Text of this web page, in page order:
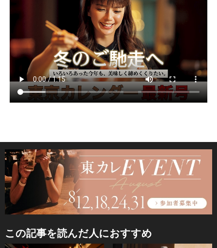
この記事を読んだ人におすすめ